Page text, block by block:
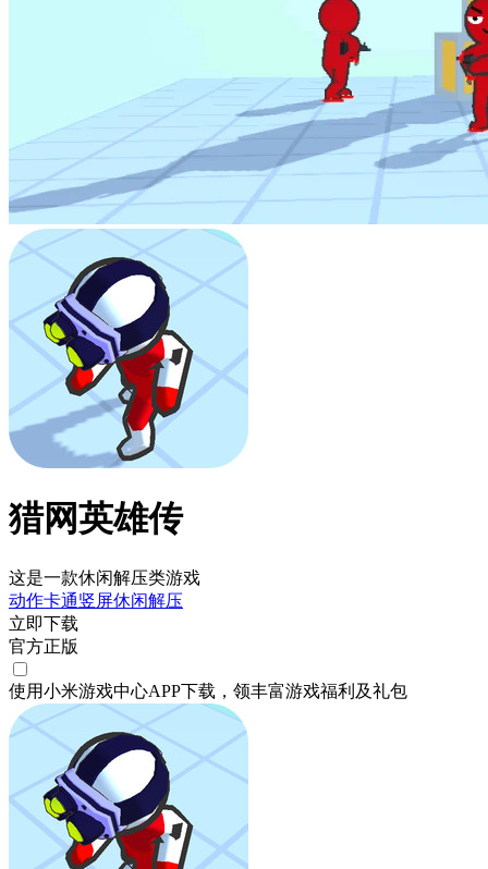
猎网英雄传
这是一款休闲解压类游戏
动作卡通竖屏休闲解压
立即下载
官方正版
使用小米游戏中心APP下载 ，领丰富游戏福利 及礼包